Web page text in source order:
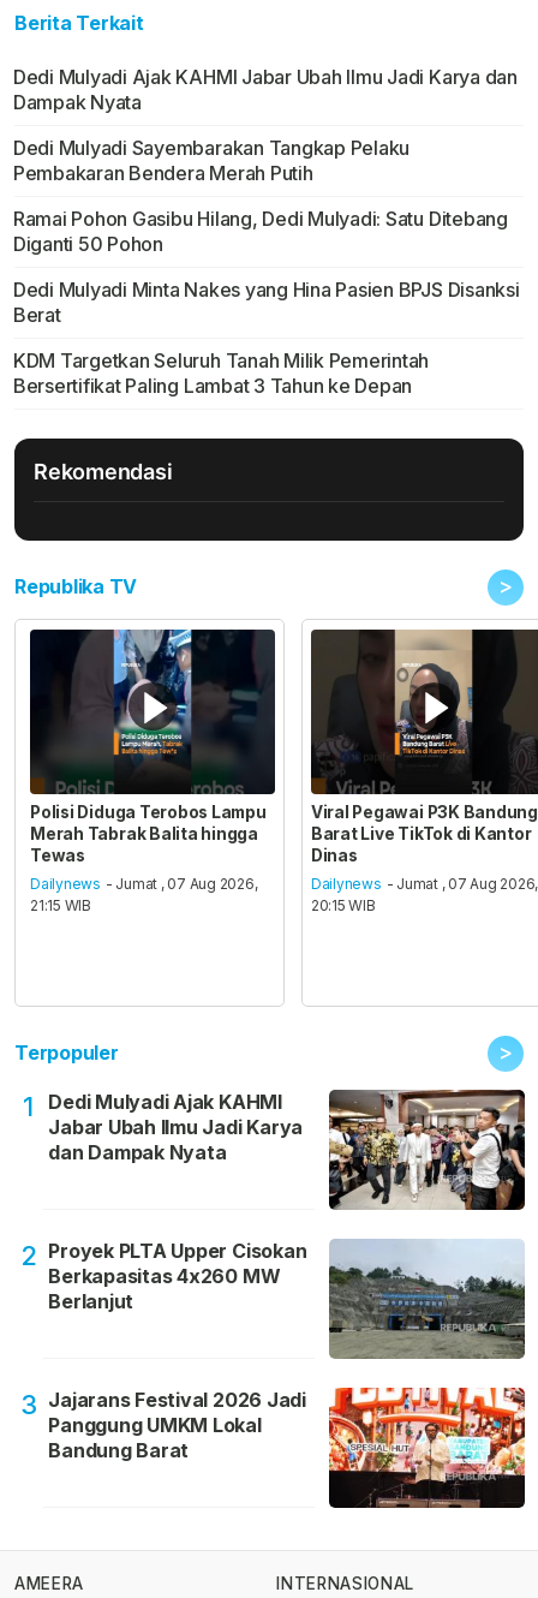
Berita Terkait
Dedi Mulyadi Ajak KAHMI Jabar Ubah Ilmu Jadi Karya dan
Dampak Nyata
Dedi Mulyadi Sayembarakan Tangkap Pelaku
Pembakaran Bendera Merah Putih
Ramai Pohon Gasibu Hilang, Dedi Mulyadi: Satu Ditebang
Diganti 50 Pohon
Dedi Mulyadi Minta Nakes yang Hina Pasien BPJS Disanksi
Berat
KDM Targetkan Seluruh Tanah Milik Pemerintah
Bersertifikat Paling Lambat 3 Tahun ke Depan
Rekomendasi
Republika TV >
Polisi Diduga Terobos Lampu
Merah Tabrak Balita hingga
Tewas
Dailynews - Jumat , 07 Aug 2026,
21:15 WIB
Viral Pegawai P3K Bandung
Barat Live TikTok di Kantor
Dinas
Dailynews - Jumat , 07 Aug 2026,
20:15 WIB
Terpopuler >
1
Dedi Mulyadi Ajak KAHMI
Jabar Ubah Ilmu Jadi Karya
dan Dampak Nyata
2 Proyek PLTA Upper Cisokan
Berkapasitas 4x260 MW
Berlanjut
3 Jajarans Festival 2026 Jadi
Panggung UMKM Lokal
Bandung Barat
AMEERA INTERNASIONAL